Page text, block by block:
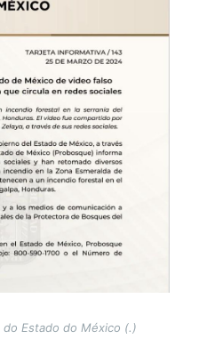
Estado do México (.)